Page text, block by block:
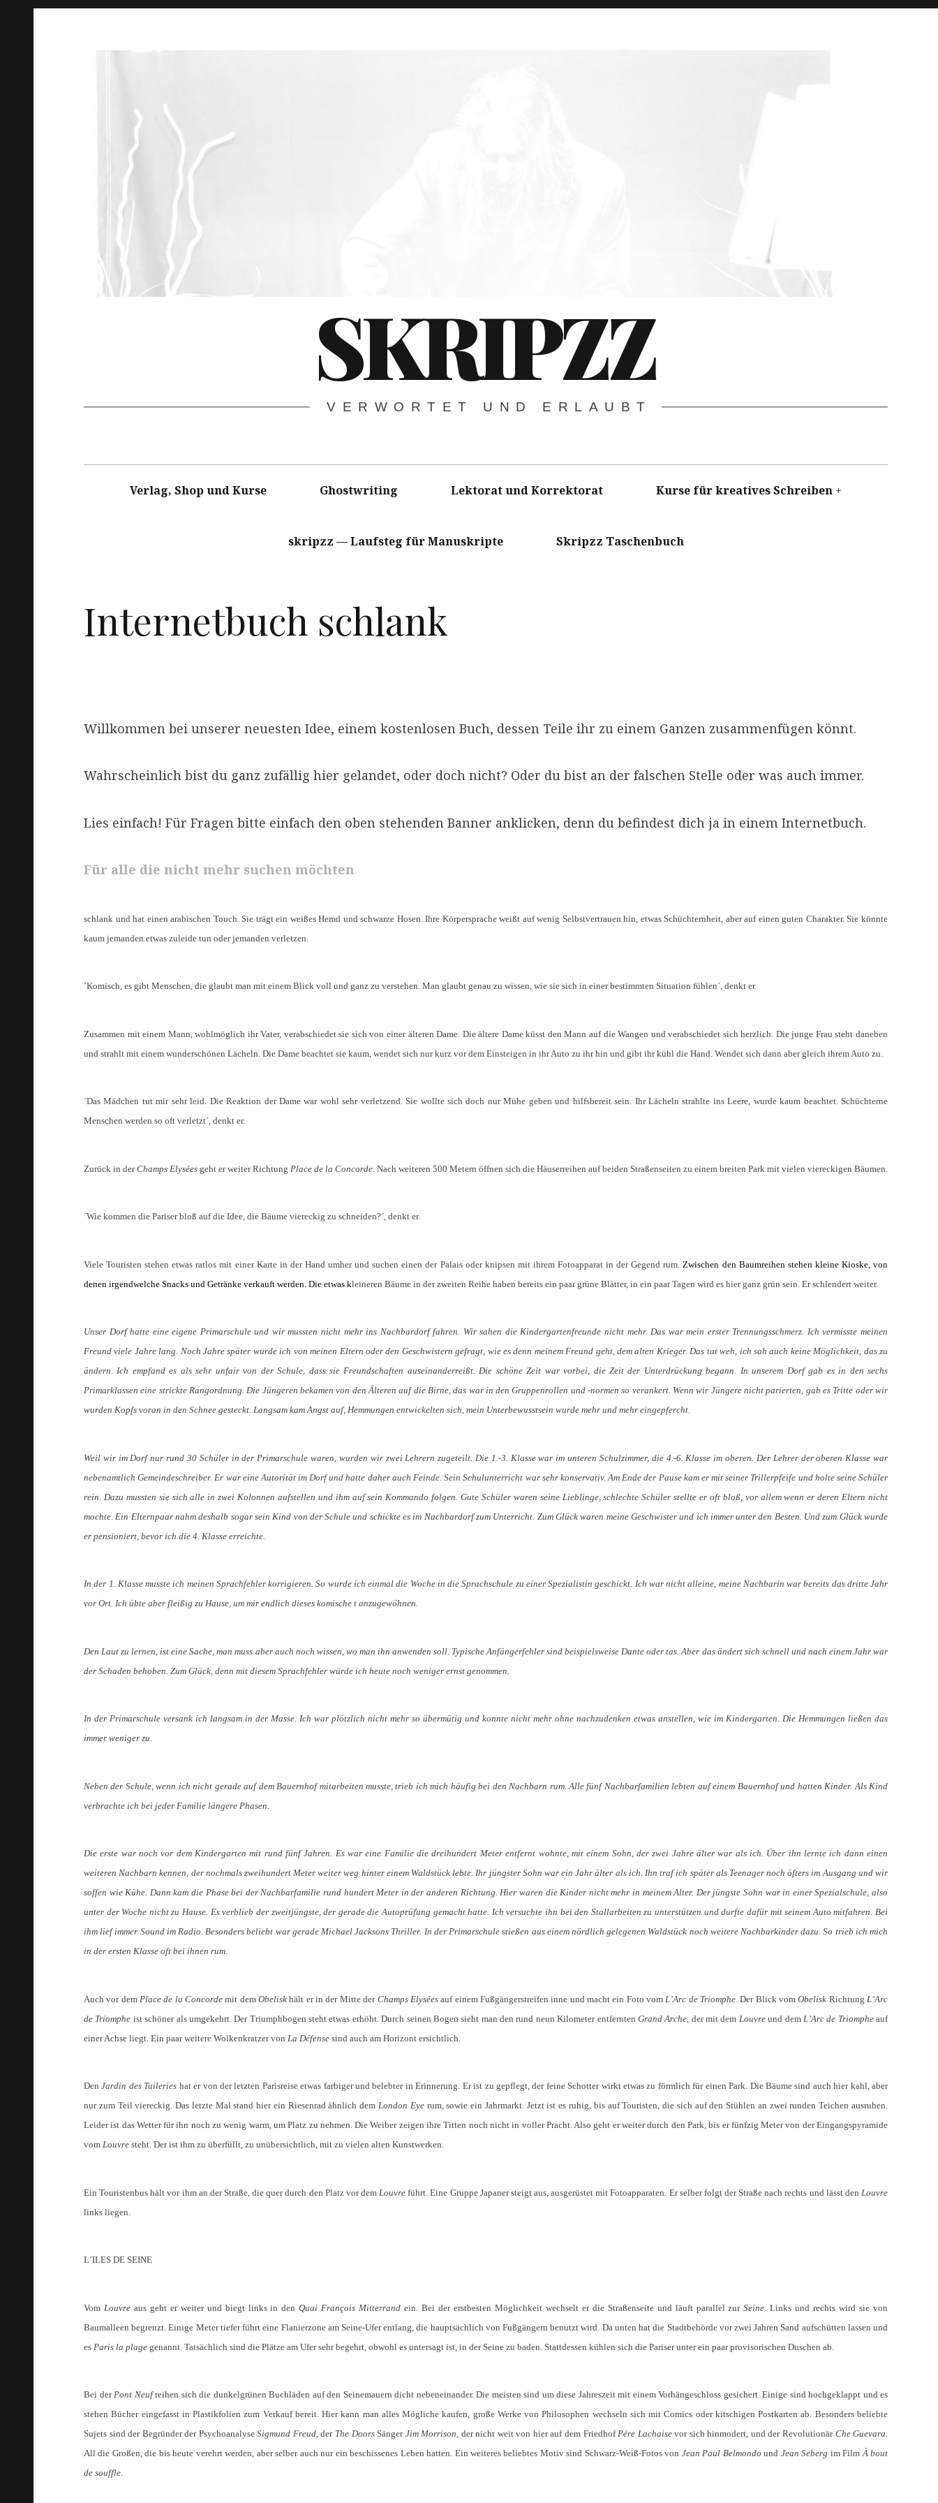
SKRIPZZ
VERWORTET UND ERLAUBT
Verlag, Shop und Kurse Ghostwriting Lektorat und Korrektorat Kurse für kreatives Schreiben
skripzz — Laufsteg für Manuskripte Skripzz Taschenbuch
Internetbuch schlank
Willkommen bei unserer neuesten Idee, einem kostenlosen Buch, dessen Teile ihr zu einem Ganzen zusammenfügen könnt.
Wahrscheinlich bist du ganz zufällig hier gelandet, oder doch nicht? Oder du bist an der falschen Stelle oder was auch immer.
Lies einfach! Für Fragen bitte einfach den oben stehenden Banner anklicken, denn du befindest dich ja in einem Internetbuch.
Für alle die nicht mehr suchen möchten
schlank und hat einen arabischen Touch. Sie trägt ein weißes Hemd und schwarze Hosen. Ihre Körpersprache weißt auf wenig Selbstvertrauen hin, etwas Schüchternheit, aber auf einen guten Charakter. Sie könnte
kaum jemanden etwas zuleide tun oder jemanden verletzen.
´Komisch, es gibt Menschen, die glaubt man mit einem Blick voll und ganz zu verstehen. Man glaubt genau zu wissen, wie sie sich in einer bestimmten Situation fühlen´, denkt er.
Zusammen mit einem Mann, wohlmöglich ihr Vater, verabschiedet sie sich von einer älteren Dame. Die ältere Dame küsst den Mann auf die Wangen und verabschiedet sich herzlich. Die junge Frau steht daneben
und strahlt mit einem wunderschönen Lächeln. Die Dame beachtet sie kaum, wendet sich nur kurz vor dem Einsteigen in ihr Auto zu ihr hin und gibt ihr kühl die Hand. Wendet sich dann aber gleich ihrem Auto zu.
´Das Mädchen tut mir sehr leid. Die Reaktion der Dame war wohl sehr verletzend. Sie wollte sich doch nur Mühe geben und hilfsbereit sein. Ihr Lächeln strahlte ins Leere, wurde kaum beachtet. Schüchterne
Menschen werden so oft verletzt´, denkt er.
Zurück in derChamps Elysées geht er weiter Richtung Place de la Concorde. Nach weiteren 500 Metern öffnen sich die Häuserreihen auf beiden Straßenseiten zu einem breiten Park mit vielen viereckigen Bäumen.
´Wie kommen die Pariser bloß auf die Idee, die Bäume viereckig zu schneiden?´, denkt er.
Viele Touristen stehen etwas ratlos mit einer Karte in der Hand umher und suchen einen der Palais oder knipsen mit ihrem Fotoapparat in der Gegend rum.Zwischen den Baumreihen stehen kleine Kioske, von
denen irgendwelche Snacks und Getrӓnke verkauft werden. Die etwas kleineren Bäume in der zweiten Reihe haben bereits ein paar grüne Blätter, in ein paar Tagen wird es hier ganz grün sein. Er schlendert weiter.
Unser Dorf hatte eine eigene Primarschule und wir mussten nicht mehr ins Nachbardorf fahren. Wir sahen die Kindergartenfreunde nicht mehr. Das war mein erster Trennungsschmerz. Ich vermisste meinen
Freund viele Jahre lang. Noch Jahre später wurde ich von meinen Eltern oder den Geschwistern gefragt, wie es denn meinem Freund geht, dem alten Krieger. Das tat weh, ich sah auch keine Möglichkeit, das zu
ändern. Ich empfand es als sehr unfair von der Schule, dass sie Freundschaften auseinanderreißt. Die schöne Zeit war vorbei, die Zeit der Unterdrückung begann. In unserem Dorf gab es in den sechs
Primarklassen eine strickte Rangordnung. Die Jüngeren bekamen von den Älteren auf die Birne, das war in den Gruppenrollen und -normen so verankert. Wenn wir Jüngere nicht parierten, gab es Tritte oder wir
wurden Kopfs voran in den Schnee gesteckt. Langsam kam Angst auf, Hemmungen entwickelten sich, mein Unterbewusstsein wurde mehr und mehr eingepfercht.
Weil wir im Dorf nur rund 30 Schüler in der Primarschule waren, wurden wir zwei Lehrern zugeteilt. Die 1.-3. Klasse war im unteren Schulzimmer, die 4.-6. Klasse im oberen. Der Lehrer der oberen Klasse war
nebenamtlich Gemeindeschreiber. Er war eine Autorität im Dorf und hatte daher auch Feinde. Sein Schulunterricht war sehr konservativ. Am Ende der Pause kam er mit seiner Trillerpfeife und holte seine Schüler
rein. Dazu mussten sie sich alle in zwei Kolonnen aufstellen und ihm auf sein Kommando folgen. Gute Schüler waren seine Lieblinge, schlechte Schüler stellte er oft bloß, vor allem wenn er deren Eltern nicht
mochte. Ein Elternpaar nahm deshalb sogar sein Kind von der Schule und schickte es im Nachbardorf zum Unterricht. Zum Glück waren meine Geschwister und ich immer unter den Besten. Und zum Glück wurde
er pensioniert, bevor ich die 4. Klasse erreichte.
In der 1. Klasse musste ich meinen Sprachfehler korrigieren. So wurde ich einmal die Woche in die Sprachschule zu einer Spezialistin geschickt. Ich war nicht alleine, meine Nachbarin war bereits das dritte Jahr
vor Ort. Ich übte aber fleißig zu Hause, um mir endlich dieses komische t anzugewöhnen.
Den Laut zu lernen, ist eine Sache, man muss aber auch noch wissen, wo man ihn anwenden soll. Typische Anfängerfehler sind beispielsweise Dante oder tas. Aber das ändert sich schnell und nach einem Jahr war
der Schaden behoben. Zum Glück, denn mit diesem Sprachfehler würde ich heute noch weniger ernst genommen.
In der Primarschule versank ich langsam in der Masse. Ich war plötzlich nicht mehr so übermütig und konnte nicht mehr ohne nachzudenken etwas anstellen, wie im Kindergarten. Die Hemmungen ließen das
immer weniger zu.
Neben der Schule, wenn ich nicht gerade auf dem Bauernhof mitarbeiten musste, trieb ich mich häufig bei den Nachbarn rum. Alle fünf Nachbarfamilien lebten auf einem Bauernhof und hatten Kinder. Als Kind
verbrachte ich bei jeder Familie längere Phasen.
Die erste war noch vor dem Kindergarten mit rund fünf Jahren. Es war eine Familie die dreihundert Meter entfernt wohnte, mit einem Sohn, der zwei Jahre älter war als ich. Über ihn lernte ich dann einen
weiteren Nachbarn kennen, der nochmals zweihundert Meter weiter weg hinter einem Waldstück lebte. Ihr jüngster Sohn war ein Jahr älter als ich. Ihn traf ich später als Teenager noch öfters im Ausgang und wir
soffen wie Kühe. Dann kam die Phase bei der Nachbarfamilie rund hundert Meter in der anderen Richtung. Hier waren die Kinder nicht mehr in meinem Alter. Der jüngste Sohn war in einer Spezialschule, also
unter der Woche nicht zu Hause. Es verblieb der zweitjüngste, der gerade die Autoprüfung gemacht hatte. Ich versuchte ihn bei den Stallarbeiten zu unterstützen und durfte dafür mit seinem Auto mitfahren. Bei
ihm lief immer Sound im Radio. Besonders beliebt war gerade Michael Jacksons Thriller. In der Primarschule stießen aus einem nördlich gelegenen Waldstück noch weitere Nachbarkinder dazu. So trieb ich mich
in der ersten Klasse oft bei ihnen rum.
Auch vor demPlace de la Concorde mit demObelisk hält er in der Mitte der Champs Elyséesauf einem Fußgängerstreifen inne und macht ein Foto vomL’Arc de Triomphe. Der Blick vomObelisk RichtungL’Arc
de Triomphe ist schöner als umgekehrt. Der Triumphbogen steht etwas erhöht. Durch seinen Bogen sieht man den rund neun Kilometer entfernten Grand Arche, der mit dem Louvreund dem L’Arc de Triompheauf
einer Achse liegt. Ein paar weitere Wolkenkratzer von La Défense sind auch am Horizont ersichtlich.
DenJardin des Tuileries hat er von der letzten Parisreise etwas farbiger und belebter in Erinnerung. Er ist zu gepflegt, der feine Schotter wirkt etwas zu förmlich für einen Park. Die Bäume sind auch hier kahl, aber
nur zum Teil viereckig. Das letzte Mal stand hier ein Riesenrad ähnlich demLondon Eyerum, sowie ein Jahrmarkt. Jetzt ist es ruhig, bis auf Touristen, die sich auf den Stühlen an zwei runden Teichen ausruhen.
Leider ist das Wetter für ihn noch zu wenig warm, um Platz zu nehmen. Die Weiber zeigen ihre Titten noch nicht in voller Pracht. Also geht er weiter durch den Park, bis er fünfzig Meter von der Eingangspyramide
vom Louvre steht. Der ist ihm zu überfüllt, zu unübersichtlich, mit zu vielen alten Kunstwerken.
Ein Touristenbus hält vor ihm an der Straße, die quer durch den Platz vor dem Louvreführt. Eine Gruppe Japaner steigt aus, ausgerüstet mit Fotoapparaten. Er selber folgt der Straße nach rechts und lässt denLouvre
links liegen.
L´ILES DE SEINE
Vom Louvreaus geht er weiter und biegt links in denQuai François Mitterrand ein. Bei der erstbesten Möglichkeit wechselt er die Straßenseite und läuft parallel zurSeine. Links und rechts wird sie von
Baumalleen begrenzt. Einige Meter tiefer führt eine Flanierzone am Seine-Ufer entlang, die hauptsächlich von Fußgängern benutzt wird. Da unten hat die Stadtbehörde vor zwei Jahren Sand aufschütten lassen und
es Paris la plage genannt. Tatsächlich sind die Plätze am Ufer sehr begehrt, obwohl es untersagt ist, in der Seine zu baden. Stattdessen kühlen sich die Pariser unter ein paar provisorischen Duschen ab.
Bei derPont Neufreihen sich die dunkelgrünen Buchläden auf den Seinemauern dicht nebeneinander. Die meisten sind um diese Jahreszeit mit einem Vorhängeschloss gesichert. Einige sind hochgeklappt und es
stehen Bücher eingefasst in Plastikfolien zum Verkauf bereit. Hier kann man alles Mögliche kaufen, große Werke von Philosophen wechseln sich mit Comics oder kitschigen Postkarten ab. Besonders beliebte
Sujets sind der Begründer der PsychoanalyseSigmund Freud, der The DoorsSänger Jim Morrison, der nicht weit von hier auf dem FriedhofPére Lachaisevor sich hinmodert, und der Revolutionär Che Guevara.
All die Großen, die bis heute verehrt werden, aber selber auch nur ein beschissenes Leben hatten. Ein weiteres beliebtes Motiv sind Schwarz-Weiß-Fotos von Jean Paul Belmondo und Jean Seberg im FilmÀ bout
de souffle.